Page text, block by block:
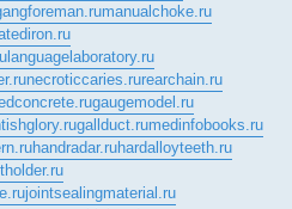
manualchoke.ru
languagelaboratory.ru
necroticcaries.rurearchain.ru
gaugemodel.ru
gallduct.rumedinfobooks.ru
handradar.ruhardalloyteeth.ru
jointsealingmaterial.ru